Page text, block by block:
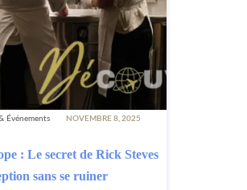
Événements NOVEMBRE 8, 2025
: Le secret de Rick Steves
sans se ruiner